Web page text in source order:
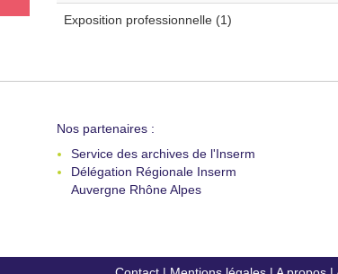
Exposition professionnelle (1)
Nos partenaires :
Service des archives de l'Inserm
Délégation Régionale Inserm
Auvergne Rhône Alpes